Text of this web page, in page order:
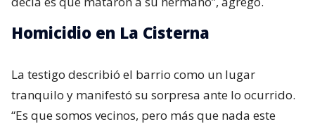
Homicidio en La Cisterna
La testigo describió el barrio como un lugar
tranquilo y manifestó su sorpresa ante lo ocurrido.
“Es que somos vecinos, pero más que nada este